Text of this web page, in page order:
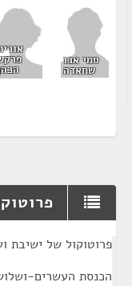
סמי אבו
שחאדה
פרוטוקול של ישיבת
הכנסת העשרים-